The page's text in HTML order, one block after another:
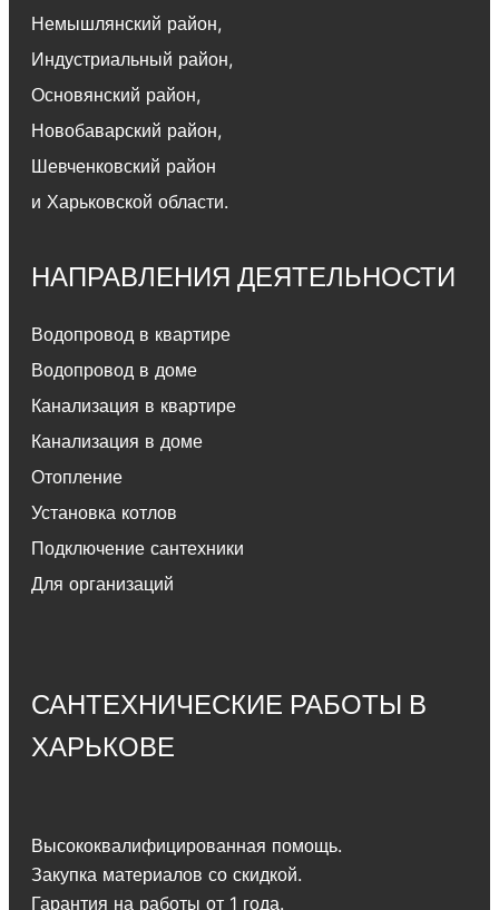
Немышлянский район,
Индустриальный район,
Основянский район,
Новобаварский район,
Шевченковский район
и Харьковской области.
НАПРАВЛЕНИЯ ДЕЯТЕЛЬНОСТИ
Водопровод в квартире
Водопровод в доме
Канализация в квартире
Канализация в доме
Отопление
Установка котлов
Подключение сантехники
Для организаций
САНТЕХНИЧЕСКИЕ РАБОТЫ В
ХАРЬКОВЕ
Высококвалифицированная помощь.
Закупка материалов со скидкой.
Гарантия на работы от 1 года.